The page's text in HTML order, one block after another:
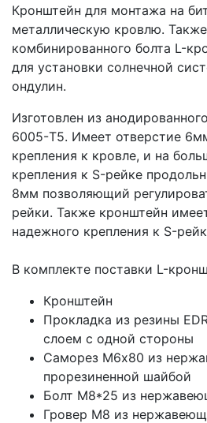
Кронштейн для монтажа на
металлическую кровлю.
комбинированного болта L-
для установки солнечной
ондулин.
Изготовлен из
6005-T5. Имеет отверстие
крепления к кровле, и на
крепления к S-рейке
8мм позволяющий
рейки. Также кронштейн
надежного крепления к S-
В комплекте поставки L-
Кронштейн
Прокладка из резины
слоем с одной стороны
Саморез М6х80 из
прорезиненной шайбой
Болт М8*25 из
Гровер М8 из